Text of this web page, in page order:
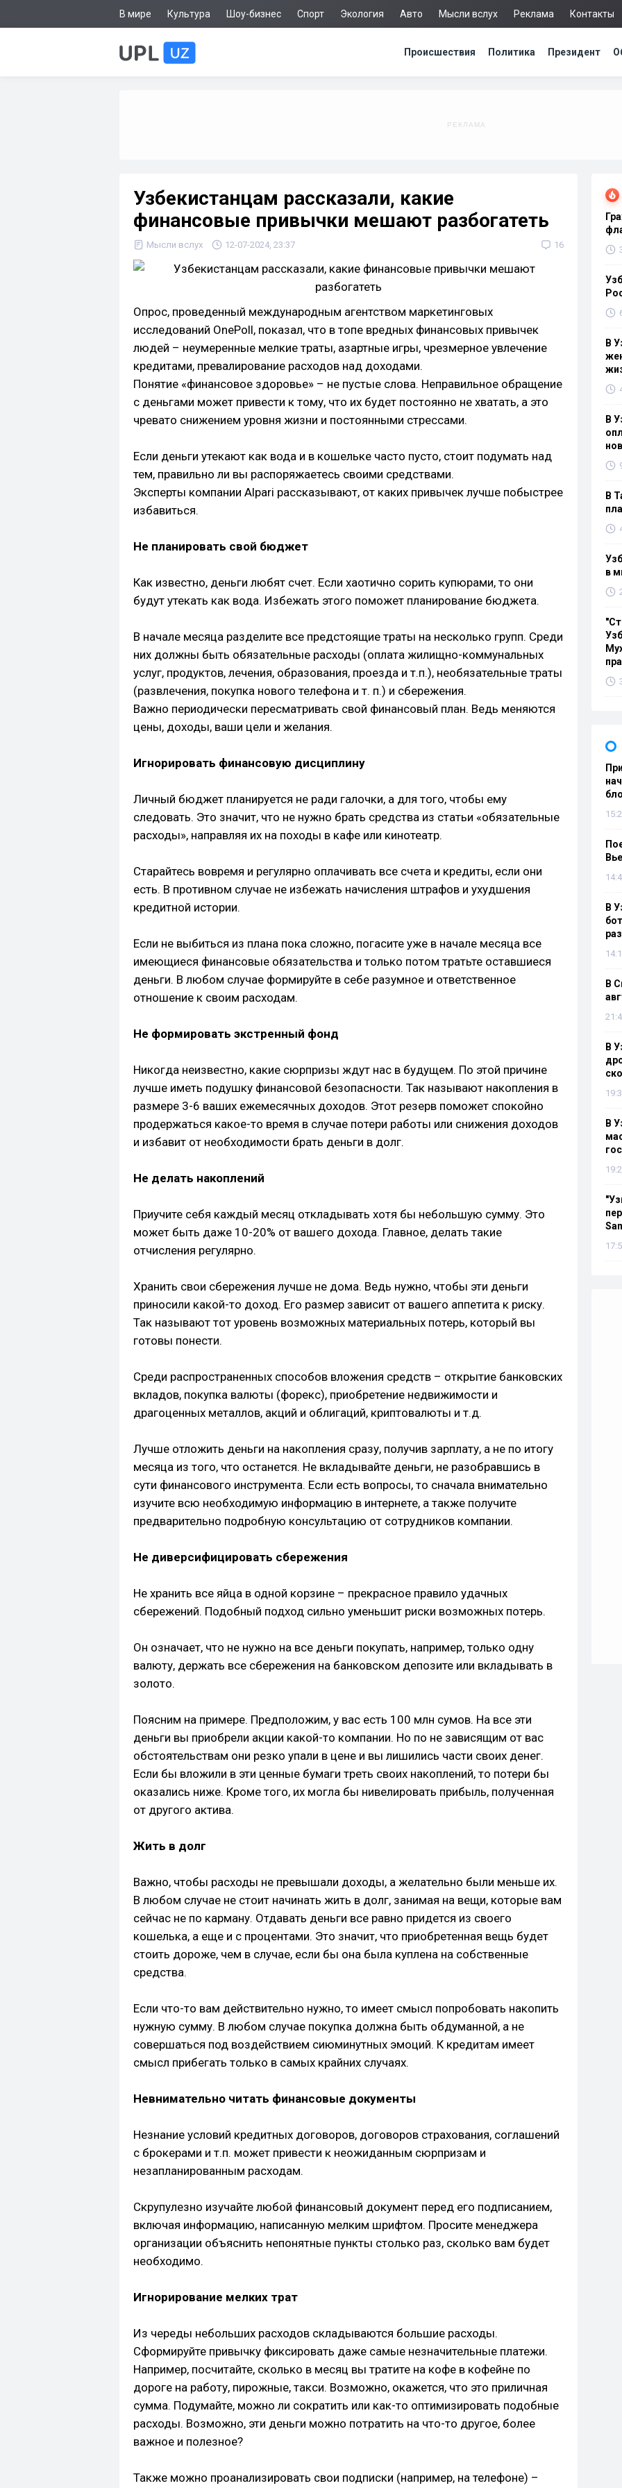
В мире Культура Шоу-бизнес Спорт Экология Авто Мысли вслух Реклама Контакты
Происшествия Политика Президент
Узбекистанцам рассказали, какие
финансовые привычки мешают разбогатеть
Мысли вслух 12-07-2024, 23:37 16
Опрос, проведенный международным агентством маркетинговых
исследований OnePoll, показал, что в топе вредных финансовых привычек
людей – неумеренные мелкие траты, азартные игры, чрезмерное увлечение
кредитами, превалирование расходов над доходами.
Понятие «финансовое здоровье» – не пустые слова. Неправильное обращение
с деньгами может привести к тому, что их будет постоянно не хватать, а это
чревато снижением уровня жизни и постоянными стрессами.
Если деньги утекают как вода и в кошельке часто пусто, стоит подумать над
тем, правильно ли вы распоряжаетесь своими средствами.
Эксперты компании Alpari рассказывают, от каких привычек лучше побыстрее
избавиться.
Не планировать свой бюджет
Как известно, деньги любят счет. Если хаотично сорить купюрами, то они
будут утекать как вода. Избежать этого поможет планирование бюджета.
В начале месяца разделите все предстоящие траты на несколько групп. Среди
них должны быть обязательные расходы (оплата жилищно-коммунальных
услуг, продуктов, лечения, образования, проезда и т.п.), необязательные траты
(развлечения, покупка нового телефона и т. п.) и сбережения.
Важно периодически пересматривать свой финансовый план. Ведь меняются
цены, доходы, ваши цели и желания.
Игнорировать финансовую дисциплину
Личный бюджет планируется не ради галочки, а для того, чтобы ему
следовать. Это значит, что не нужно брать средства из статьи «обязательные
расходы», направляя их на походы в кафе или кинотеатр.
Старайтесь вовремя и регулярно оплачивать все счета и кредиты, если они
есть. В противном случае не избежать начисления штрафов и ухудшения
кредитной истории.
Если не выбиться из плана пока сложно, погасите уже в начале месяца все
имеющиеся финансовые обязательства и только потом тратьте оставшиеся
деньги. В любом случае формируйте в себе разумное и ответственное
отношение к своим расходам.
Не формировать экстренный фонд
Никогда неизвестно, какие сюрпризы ждут нас в будущем. По этой причине
лучше иметь подушку финансовой безопасности. Так называют накопления в
размере 3-6 ваших ежемесячных доходов. Этот резерв поможет спокойно
продержаться какое-то время в случае потери работы или снижения доходов
и избавит от необходимости брать деньги в долг.
Не делать накоплений
Приучите себя каждый месяц откладывать хотя бы небольшую сумму. Это
может быть даже 10-20% от вашего дохода. Главное, делать такие
отчисления регулярно.
Хранить свои сбережения лучше не дома. Ведь нужно, чтобы эти деньги
приносили какой-то доход. Его размер зависит от вашего аппетита к риску.
Так называют тот уровень возможных материальных потерь, который вы
готовы понести.
Среди распространенных способов вложения средств – открытие банковских
вкладов, покупка валюты (форекс), приобретение недвижимости и
драгоценных металлов, акций и облигаций, криптовалюты и т.д.
Лучше отложить деньги на накопления сразу, получив зарплату, а не по итогу
месяца из того, что останется. Не вкладывайте деньги, не разобравшись в
сути финансового инструмента. Если есть вопросы, то сначала внимательно
изучите всю необходимую информацию в интернете, а также получите
предварительно подробную консультацию от сотрудников компании.
Не диверсифицировать сбережения
Не хранить все яйца в одной корзине – прекрасное правило удачных
сбережений. Подобный подход сильно уменьшит риски возможных потерь.
Он означает, что не нужно на все деньги покупать, например, только одну
валюту, держать все сбережения на банковском депозите или вкладывать в
золото.
Поясним на примере. Предположим, у вас есть 100 млн сумов. На все эти
деньги вы приобрели акции какой-то компании. Но по не зависящим от вас
обстоятельствам они резко упали в цене и вы лишились части своих денег.
Если бы вложили в эти ценные бумаги треть своих накоплений, то потери бы
оказались ниже. Кроме того, их могла бы нивелировать прибыль, полученная
от другого актива.
Жить в долг
Важно, чтобы расходы не превышали доходы, а желательно были меньше их.
В любом случае не стоит начинать жить в долг, занимая на вещи, которые вам
сейчас не по карману. Отдавать деньги все равно придется из своего
кошелька, а еще и с процентами. Это значит, что приобретенная вещь будет
стоить дороже, чем в случае, если бы она была куплена на собственные
средства.
Если что-то вам действительно нужно, то имеет смысл попробовать накопить
нужную сумму. В любом случае покупка должна быть обдуманной, а не
совершаться под воздействием сиюминутных эмоций. К кредитам имеет
смысл прибегать только в самых крайних случаях.
Невнимательно читать финансовые документы
Незнание условий кредитных договоров, договоров страхования, соглашений
с брокерами и т.п. может привести к неожиданным сюрпризам и
незапланированным расходам.
Скрупулезно изучайте любой финансовый документ перед его подписанием,
включая информацию, написанную мелким шрифтом. Просите менеджера
организации объяснить непонятные пункты столько раз, сколько вам будет
необходимо.
Игнорирование мелких трат
Из череды небольших расходов складываются большие расходы.
Сформируйте привычку фиксировать даже самые незначительные платежи.
Например, посчитайте, сколько в месяц вы тратите на кофе в кофейне по
дороге на работу, пирожные, такси. Возможно, окажется, что это приличная
сумма. Подумайте, можно ли сократить или как-то оптимизировать подобные
расходы. Возможно, эти деньги можно потратить на что-то другое, более
важное и полезное?
Также можно проанализировать свои подписки (например, на телефоне) –
В
В
В
в
В
В
В
В